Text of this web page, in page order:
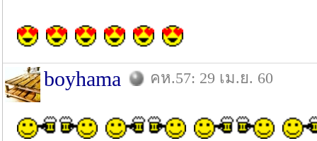
boyhama คห.57: 29 เม.ย. 60